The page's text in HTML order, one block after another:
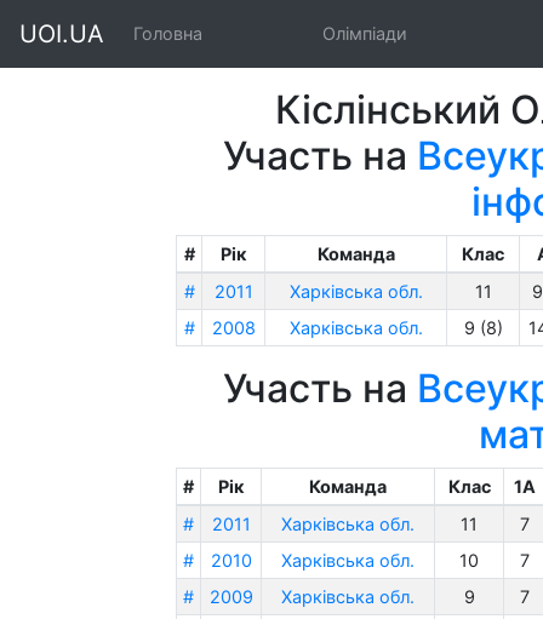
UOI.UA Головна Олімпіади
Кіслінський
Участь на
# Рік Команда Клас
#
2011 Харківська обл. 11
#
2008 Харківська обл. 9 (8)
Участь на
# Рік Команда Клас
1A
#
2011 Харківська обл. 11
7
#
2010 Харківська обл. 10
7
#
2009 Харківська обл. 9
7